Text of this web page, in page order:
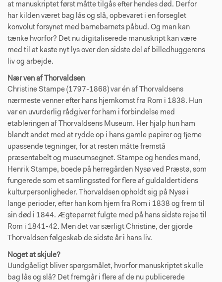
at manuskriptet først måtte tilgås efter hendes død. Derfor
har kilden været bag lås og slå, opbevaret i en forseglet
konvolut forsynet med barnebarnets påbud. Og man kan
tænke hvorfor? Det nu digitaliserede manuskript kan være
med til at kaste nyt lys over den sidste del af billedhuggerens
liv og arbejde.
Nær ven af Thorvaldsen
Christine Stampe (1797-1868) var én af Thorvaldsens
nærmeste venner efter hans hjemkomst fra Rom i 1838. Hun
var en uvurderlig rådgiver for ham i forbindelse med
etableringen af Thorvaldsens Museum. Her hjalp hun ham
blandt andet med at rydde op i hans gamle papirer og fjerne
upassende tegninger, for at resten måtte fremstå
præsentabelt og museumsegnet. Stampe og hendes mand,
Henrik Stampe, boede på herregården Nysø ved Præstø, som
fungerede som et samlingssted for flere af guldaldertidens
kulturpersonligheder. Thorvaldsen opholdt sig på Nysø i
lange perioder, efter han kom hjem fra Rom i 1838 og frem til
sin død i 1844. Ægteparret fulgte med på hans sidste rejse til
Rom i 1841-42. Men det var særligt Christine, der gjorde
Thorvaldsen følgeskab de sidste år i hans liv.
Noget at skjule?
Uundgåeligt bliver spørgsmålet, hvorfor manuskriptet skulle
bag lås og slå? Det fremgår i flere af de nu publicerede